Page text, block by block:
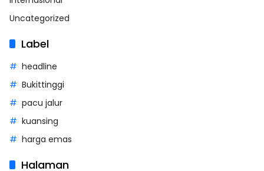
Uncategorized
Label
headline
Bukittinggi
pacu jalur
kuansing
harga emas
Halaman